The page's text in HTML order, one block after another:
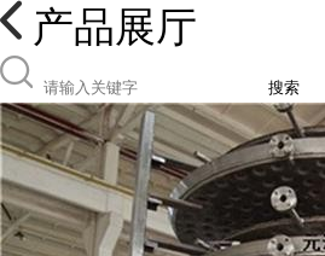
产品展厅
搜索